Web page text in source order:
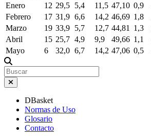
Enero
12 29,5 5,4 11,5 47,10 0,9
Febrero
17 31,9 6,6 14,2 46,69 1,8
Marzo
19 33,9 5,7 12,7 44,81 1,3
Abril
15 25,7 4,9 9,9 49,66 1,1
Mayo
6 32,0 6,7 14,2 47,06 0,5
DBasket
Normas de Uso
Glosario
Contacto